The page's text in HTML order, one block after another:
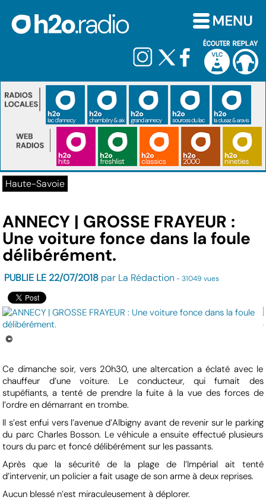
Haute-Savoie
ANNECY | GROSSE FRAYEUR :
Une voiture fonce dans la foule
délibérément.
PUBLIE LE 22/07/2018 par La Rédaction - 31049 vues
©
Ce dimanche soir, vers 20h30, une altercation a éclaté avec le
chauffeur d’une voiture. Le conducteur, qui fumait des
stupéfiants, a tenté de prendre la fuite à la vue des forces de
l’ordre en démarrant en trombe.
Il s’est enfui vers l’avenue d’Albigny avant de revenir sur le parking
du parc Charles Bosson. Le véhicule a ensuite effectué plusieurs
tours du parc et foncé délibérément sur les passants.
Après que la sécurité de la plage de l’Impérial ait tenté
d’intervenir, un policier a fait usage de son arme à deux reprises.
Aucun blessé n’est miraculeusement à déplorer.